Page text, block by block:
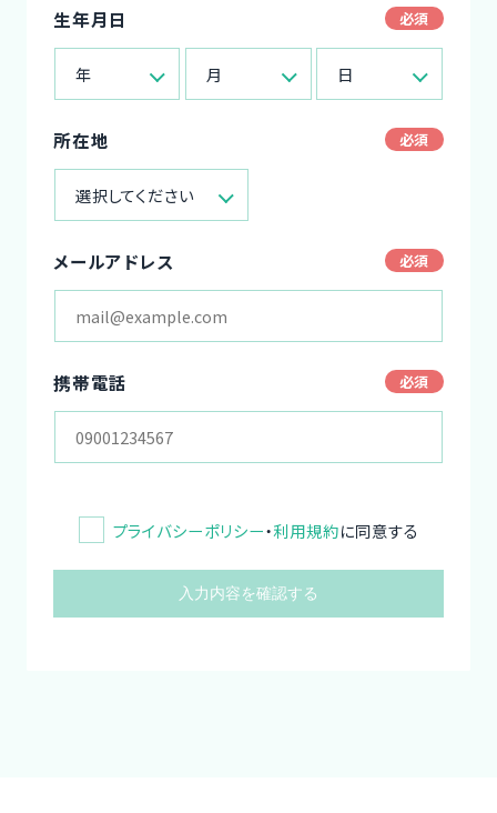
生年月日
年 月 日
所在地
選択してください
メールアドレス
携帯電話
プライバシーポリシー・利用規約に同意する
入力内容を確認する